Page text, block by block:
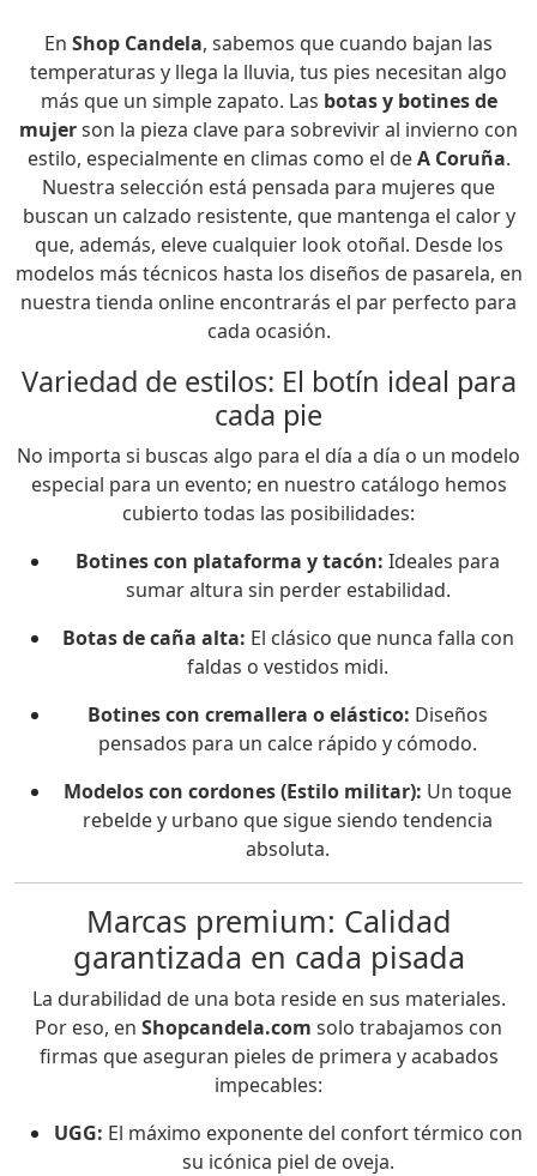
En Shop Candela, sabemos que cuando bajan las
temperaturas y llega la lluvia, tus pies necesitan algo
más que un simple zapato. Las botas y botines de
mujerson la pieza clave para sobrevivir al invierno con
estilo, especialmente en climas como el deA Coruña.
Nuestra selección está pensada para mujeres que
buscan un calzado resistente, que mantenga el calor y
que, además, eleve cualquier look otoñal. Desde los
modelos más técnicos hasta los diseños de pasarela, en
nuestra tienda online encontrarás el par perfecto para
cada ocasión.
Variedad de estilos: El botín ideal para
cada pie
No importa si buscas algo para el día a día o un modelo
especial para un evento; en nuestro catálogo hemos
cubierto todas las posibilidades:
Botines con plataforma y tacón: Ideales para
sumar altura sin perder estabilidad.
Botas de caña alta: El clásico que nunca falla con
faldas o vestidos midi.
Botines con cremallera o elástico: Diseños
pensados para un calce rápido y cómodo.
Modelos con cordones (Estilo militar): Un toque
rebelde y urbano que sigue siendo tendencia
absoluta.
Marcas premium: Calidad
garantizada en cada pisada
La durabilidad de una bota reside en sus materiales.
Por eso, en Shopcandela.com solo trabajamos con
firmas que aseguran pieles de primera y acabados
impecables:
UGG: El máximo exponente del confort térmico con
su icónica piel de oveja.